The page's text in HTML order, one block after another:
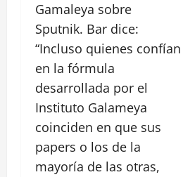
Gamaleya sobre
Sputnik. Bar dice:
“Incluso quienes confían
en la fórmula
desarrollada por el
Instituto Galameya
coinciden en que sus
papers o los de la
mayoría de las otras,